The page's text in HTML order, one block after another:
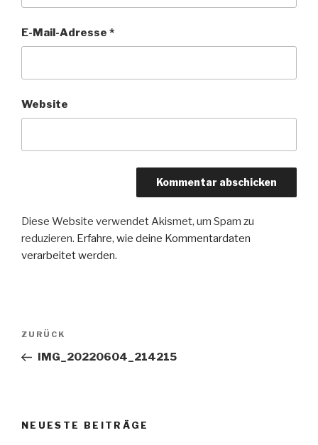
E-Mail-Adresse *
Website
Diese Website verwendet Akismet, um Spam zu
reduzieren. Erfahre, wie deine Kommentardaten
verarbeitet werden.
Beitragsnavigation
Vorheriger
Beitrag
ZURÜCK
IMG_20220604_214215
NEUESTE BEITRÄGE